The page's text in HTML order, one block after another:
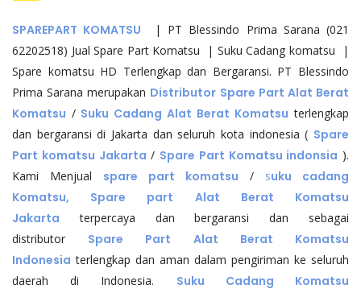
SPAREPART KOMATSU | PT Blessindo Prima Sarana (021
62202518) Jual Spare Part Komatsu | Suku Cadang komatsu |
Spare komatsu HD Terlengkap dan Bergaransi. PT Blessindo
Prima Sarana merupakan Distributor Spare Part Alat Berat
Komatsu / Suku Cadang Alat Berat Komatsu terlengkap
dan bergaransi di Jakarta dan seluruh kota indonesia ( Spare
Part komatsu Jakarta / Spare Part Komatsu indonsia ).
Kami Menjual spare part komatsu / suku cadang
Komatsu, Spare part Alat Berat Komatsu
Jakarta terpercaya dan bergaransi dan sebagai
distributor Spare Part Alat Berat Komatsu
Indonesia terlengkap dan aman dalam pengiriman ke seluruh
daerah di Indonesia. Suku Cadang Komatsu